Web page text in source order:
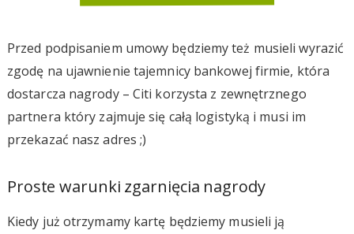
Przed podpisaniem umowy będziemy też musieli wyrazić
zgodę na ujawnienie tajemnicy bankowej firmie, która
dostarcza nagrody – Citi korzysta z zewnętrznego
partnera który zajmuje się całą logistyką i musi im
przekazać nasz adres ;)
Proste warunki zgarnięcia nagrody
Kiedy już otrzymamy kartę będziemy musieli ją